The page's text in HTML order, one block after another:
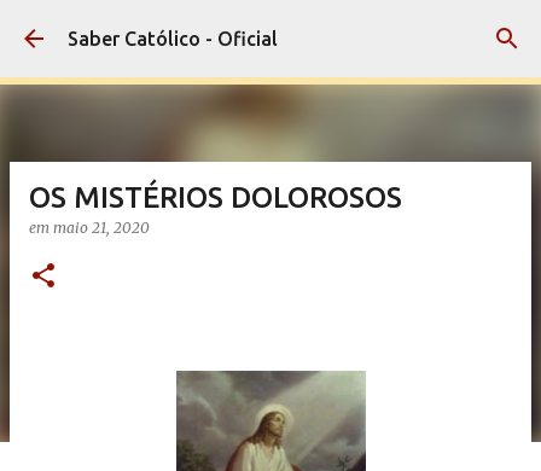
Pular para o conteúdo principal
Saber Católico - Oficial
OS MISTÉRIOS DOLOROSOS
em maio 21, 2020